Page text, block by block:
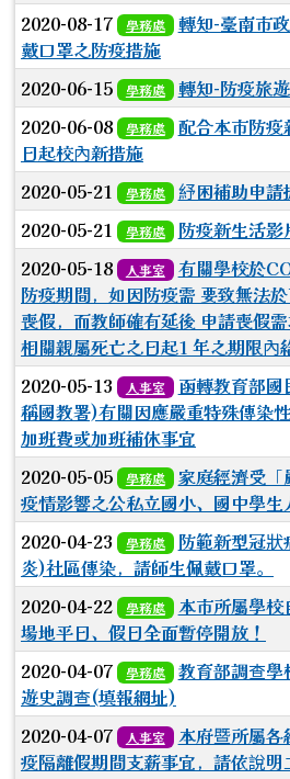
2020-08-17 學務處
轉知-臺南市
戴口罩之防疫措施
2020-06-15 學務處
轉知-防疫旅
2020-06-08
學務處
配合本市防
日起校內新措施
2020-05-21
學務處
紓困補助申請
2020-05-21
學務處
防疫新生活影
2020-05-18
人事室
有關學校於
防疫期間，如因防疫需 要致無法
喪假，而教師確有延後 申請喪假
相關親屬死亡之日起1 年之期限內
2020-05-13
人事室
函轉教育部
稱國教署)有關因應嚴重特殊傳染
加班費或加班補休事宜
2020-05-05
學務處
家庭經濟受「
疫情影響之公私立國小、國中學生
2020-04-23
學務處
防範新型冠
炎)社區傳染，請師生佩戴口罩。
2020-04-22
學務處
本市所屬學
場地平日、假日全面暫停開放！
2020-04-07
學務處
教育部調查
遊史調查(填報網址)
2020-04-07
人事室
本府暨所屬
疫隔離假期間支薪事宜，請依說明